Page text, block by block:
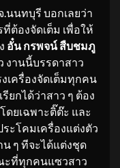
นนทบุรี บอกเลยว่า
ต้องจัดเต็ม เพื่อให้
อั๋น กรพจน์ สืบชมภู
งานนี้บรรดาสาว
เครื่องจัดเต็มทุกคน
ยกได้ว่าสาว ๆ ต้อง
ดยเฉพาะติ๊ต๊ะ และ
ะโคมเครื่องแต่งตัว
ๆ ทีจะได้แต่งชุด
ะที่ทุกคนแซวสาว